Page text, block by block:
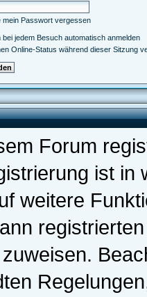
mein Passwort vergessen
bei jedem Besuch automatisch anmelden
Online-Status während dieser Sitzung
Forum
ist in
weitere